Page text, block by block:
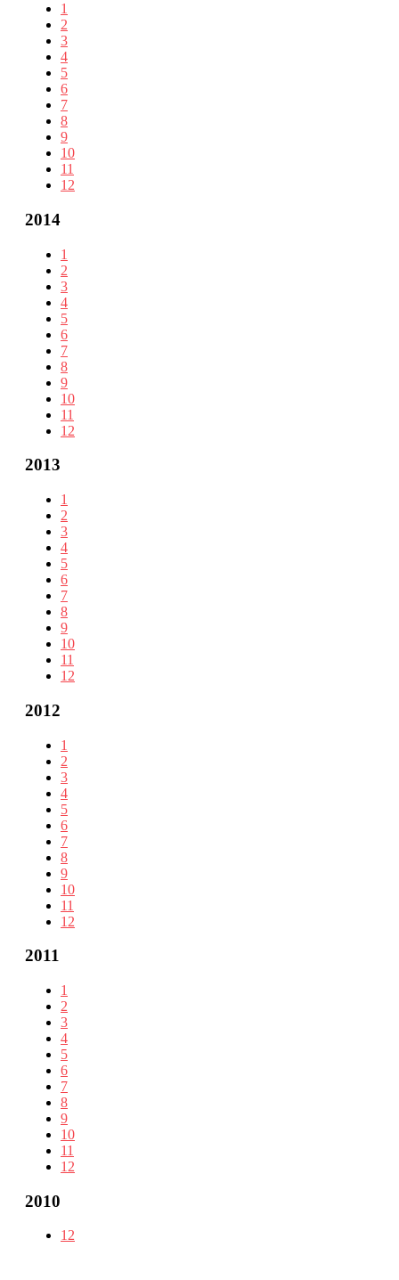
1
2
3
4
5
6
7
8
9
10
11
12
2014
1
2
3
4
5
6
7
8
9
10
11
12
2013
1
2
3
4
5
6
7
8
9
10
11
12
2012
1
2
3
4
5
6
7
8
9
10
11
12
2011
1
2
3
4
5
6
7
8
9
10
11
12
2010
12